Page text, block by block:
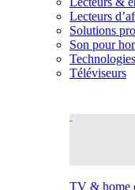
Lecteurs
Solutions
Son pour
Téléviseurs
TV & home